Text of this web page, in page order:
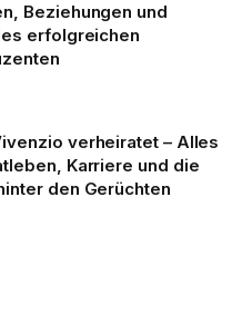
Beziehungen und
erfolgreichen
verheiratet – Alles
Karriere und die
den Gerüchten